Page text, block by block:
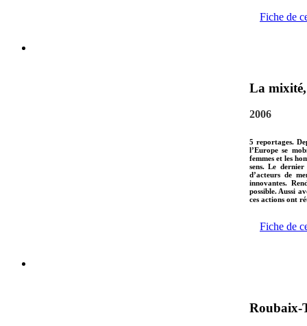
Fiche de
La
2006
5 reportages.
l’Europe se
femmes et les
sens. Le
d’acteurs de
innovantes.
possible. Aussi
ces actions ont
Fiche de
Roubaix-